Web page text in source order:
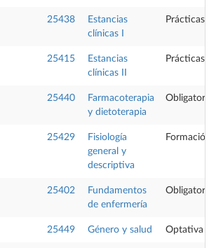
25438
Estancias
clínicas I
Prácticas
25415
Estancias
clínicas II
Prácticas
25440
Farmacoterapia
y dietoterapia
Obligatoria
25429
Fisiología
general y
descriptiva
Formación
25402
Fundamentos
de enfermería
Obligatoria
25449 Género y salud Optativa